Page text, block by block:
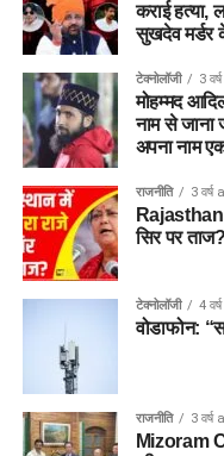
कराई हत्या,
सुखदेव
टेक्नोलॉजी 3
मोहम्मद
नाम से जाना
अपना नाम
राजनीति 3 वर्ष
Rajasthan
सिर पर ताज?
टेक्नोलॉजी 4
वोडाफोन:
राजनीति 3 वर्ष
Mizoram